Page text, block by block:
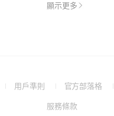
顯示更多
(Open用戶準則
(Open
a
官方部落格
服務條款(Open